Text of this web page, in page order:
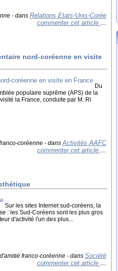
- dans Relations Etats-Unis-Corée
commenter cet article …
nord-coréenne en visite
Du
populaire suprême (APS) de la
la France, conduite par M. Ri
coréenne - dansActivités AAFC
commenter cet article …
Sur les sites Internet sud-coréens, la
: les Sud-Coréens sont les plus gros
d'activité l'un des plus...
franco-coréenne - dans Société
commenter cet article …